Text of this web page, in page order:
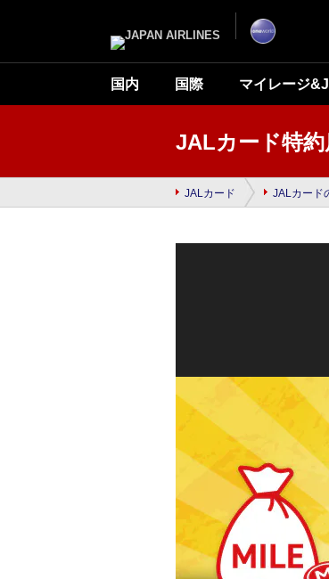
ョ
文
国内 国際 マイレージ
JALカード特
JALカード JALカード